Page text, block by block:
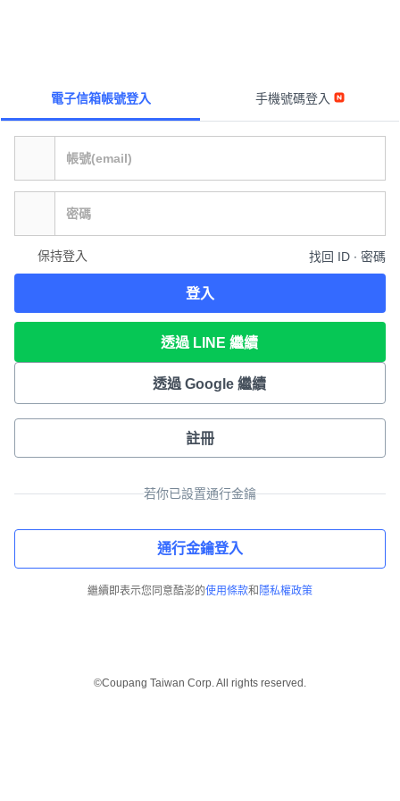
電子信箱帳號登入 手機號碼登入
保持登入 找回 ID ∙ 密碼
登入
透過 LINE 繼續
透過 Google 繼續
註冊
若你已設置通行金鑰
通行金鑰登入
繼續即表示您同意酷澎的使用條款和 隱私權政策
©Coupang Taiwan Corp. All rights reserved.